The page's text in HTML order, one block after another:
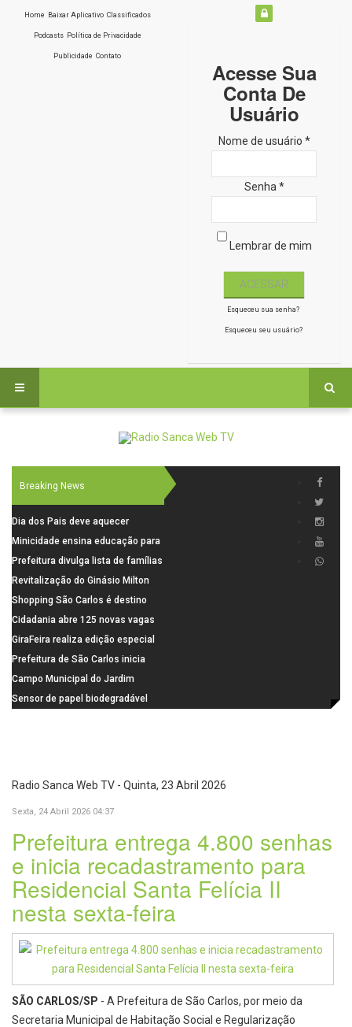
Home Baixar Aplicativo Classificados
Podcasts Política de Privacidade
Publicidade Contato
Acesse Sua
Conta De
Usuário
Nome de usuário *
Senha *
Lembrar de mim
Esqueceu sua senha?
Esqueceu seu usuário?
Breaking News
Dia dos Pais deve aquecer
comércio de São Carlos com
renda em alta e maior circulação
de consumidores
Minicidade ensina educação para
o trânsito a 264 crianças da rede
municipal
Prefeitura divulga lista de famílias
pré-selecionadas pela Caixa para
o Residencial Santa Felícia
Revitalização do Ginásio Milton
Olaio filho avança com obras de
recuperação
Shopping São Carlos é destino
para celebrar o Dia dos Pais com
presentes, gastronomia e lazer
Cidadania abre 125 novas vagas
para oficinas de convivência
GiraFeira realiza edição especial
de Dia dos Pais neste domingo (9)
na Praça dos Advogados
Prefeitura de São Carlos inicia
instalação de ovitrampas para
monitoramento de arboviroses
Campo Municipal do Jardim
Cruzado recebe nova iluminação e
Sensor de papel biodegradável
Radio Sanca Web TV - Quinta, 23 Abril 2026
Sexta, 24 Abril 2026 04:37
Prefeitura entrega 4.800 senhas
e inicia recadastramento para
Residencial Santa Felícia II
nesta sexta-feira
SÃO CARLOS/SP - A Prefeitura de São Carlos, por meio da
Secretaria Municipal de Habitação Social e Regularização